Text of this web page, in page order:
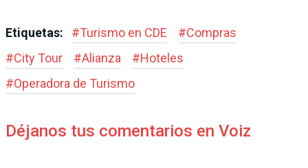
Etiquetas: #Turismo en CDE #Compras
#City Tour #Alianza #Hoteles
#Operadora de Turismo
Déjanos tus comentarios en Voiz